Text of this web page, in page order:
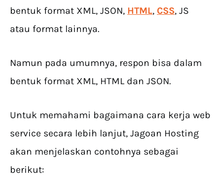
bentuk format XML, JSON, HTML, CSS, JS
atau format lainnya.
Namun pada umumnya, respon bisa dalam
bentuk format XML, HTML dan JSON.
Untuk memahami bagaimana cara kerja web
service secara lebih lanjut, Jagoan Hosting
akan menjelaskan contohnya sebagai
berikut: